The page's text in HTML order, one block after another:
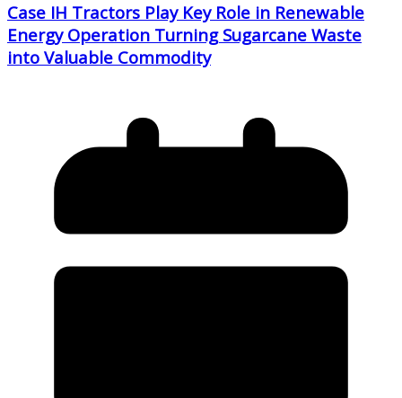
Case IH Tractors Play Key Role in Renewable
Energy Operation Turning Sugarcane Waste
into Valuable Commodity